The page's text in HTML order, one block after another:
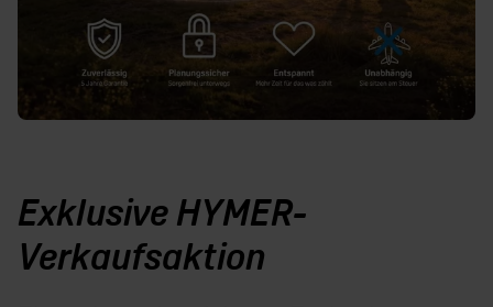
Exklusive HYMER-
Verkaufsaktion